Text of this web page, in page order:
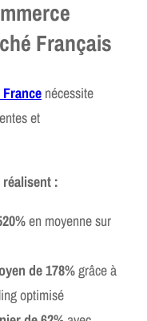
Français
nécessite
et
:
en moyenne sur
de 178%grâce à
optimisé